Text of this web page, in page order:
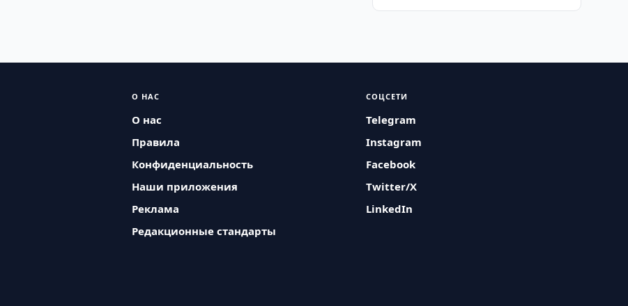
О НАС
О нас
Правила
Конфиденциальность
Наши приложения
Реклама
Редакционные стандарты
СОЦСЕТИ
Telegram
Instagram
Facebook
Twitter/X
LinkedIn